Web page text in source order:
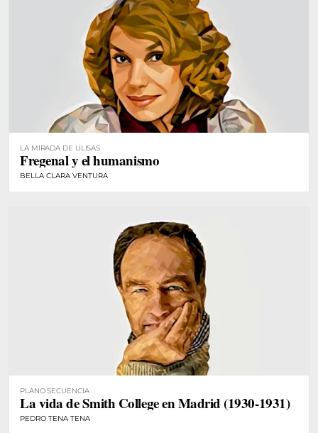
LA MIRADA DE ULISAS
Fregenal y el humanismo
BELLA CLARA VENTURA
PLANO SECUENCIA
La vida de Smith College en Madrid (1930-1931)
PEDRO TENA TENA